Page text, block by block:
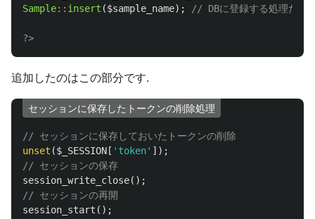
Sample:: insert ($sample_name); // DBに登録する処理だと
?>
追加したのはこの部分です.
セッションに保存したトークンの削除処理
// セッションに保存しておいたトークンの削除
unset ($_SESSION [ 'token' ]);
// セッションの保存
session_write_close();
// セッションの再開
session_start ();